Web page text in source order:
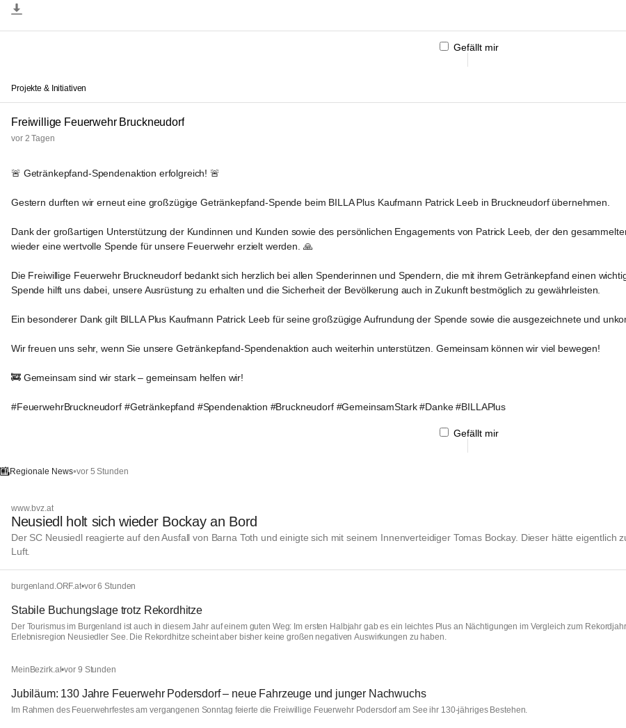
Gefällt mir
Projekte & Initiativen
Freiwillige Feuerwehr Bruckneudorf
vor 2 Tagen
🚨 Getränkepfand-Spendenaktion erfolgreich! 🚨
Gestern durften wir erneut eine großzügige Getränkepfand-Spende beim BILLA Plus Kaufmann Patrick Leeb in Bruckneudorf übernehmen.
Dank der großartigen Unterstützung der Kundinnen und Kunden sowie des persönlichen Engagements von Patrick Leeb, der den
wieder eine wertvolle Spende für unsere Feuerwehr erzielt werden. 🙏
Die Freiwillige Feuerwehr Bruckneudorf bedankt sich herzlich bei allen Spenderinnen und Spendern, die mit ihrem Getränkepfand einen
Spende hilft uns dabei, unsere Ausrüstung zu erhalten und die Sicherheit der Bevölkerung auch in Zukunft bestmöglich zu gewährleisten.
Ein besonderer Dank gilt BILLA Plus Kaufmann Patrick Leeb für seine großzügige Aufrundung der Spende sowie die ausgezeichnete und
Wir freuen uns sehr, wenn Sie unsere Getränkepfand-Spendenaktion auch weiterhin unterstützen. Gemeinsam können wir viel bewegen!
🚒 Gemeinsam sind wir stark – gemeinsam helfen wir!
#FeuerwehrBruckneudorf #Getränkepfand #Spendenaktion #Bruckneudorf #GemeinsamStark #Danke #BILLAPlus
Gefällt mir
Regionale News•vor 5 Stunden
www.bvz.at
Neusiedl holt sich wieder Bockay an Bord
Der SC Neusiedl reagierte auf den Ausfall von Barna Toth und einigte sich mit seinem Innenverteidiger Tomas Bockay. Dieser hätte
Luft.
burgenland.ORF.at•vor 6 Stunden
Stabile Buchungslage trotz Rekordhitze
Der Tourismus im Burgenland ist auch in diesem Jahr auf einem guten Weg: Im ersten Halbjahr gab es ein leichtes Plus an Nächtigungen im Vergleich zum
Erlebnisregion Neusiedler See. Die Rekordhitze scheint aber bisher keine großen negativen Auswirkungen zu haben.
MeinBezirk.at•vor 9 Stunden
Jubiläum: 130 Jahre Feuerwehr Podersdorf – neue Fahrzeuge und junger Nachwuchs
Im Rahmen des Feuerwehrfestes am vergangenen Sonntag feierte die Freiwillige Feuerwehr Podersdorf am See ihr 130-jähriges Bestehen.